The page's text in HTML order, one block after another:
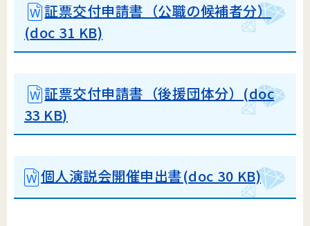
証票交付申請書（公職の候補者分）
(doc 31 KB)
証票交付申請書（後援団体分）(doc
33 KB)
個人演説会開催申出書(doc 30 KB)